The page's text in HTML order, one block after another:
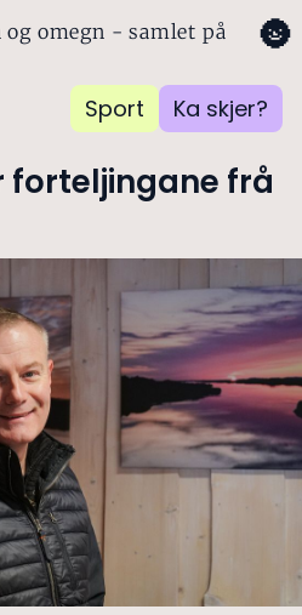
omegn - samlet på
Sport Ka skjer?
🌚
forteljingane frå